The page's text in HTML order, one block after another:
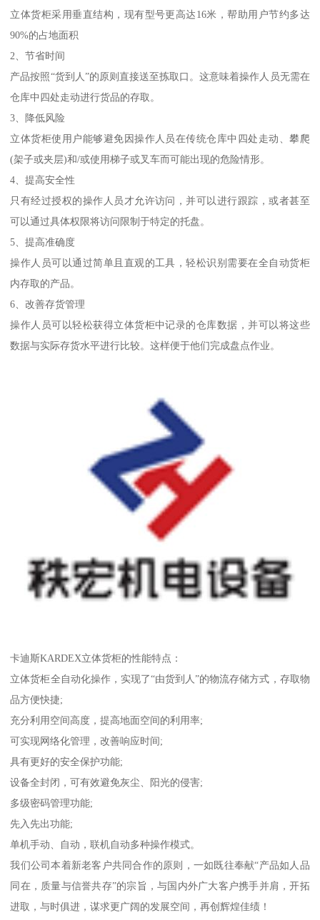
立体货柜采用垂直结构，现有型号更高达16米，帮助用户节约多达
90%的占地面积
2、节省时间
产品按照“货到人”的原则直接送至拣取口。这意味着操作人员无需在
仓库中四处走动进行货品的存取。
3、降低风险
立体货柜使用户能够避免因操作人员在传统仓库中四处走动、攀爬
(架子或夹层)和/或使用梯子或叉车而可能出现的危险情形。
4、提高安全性
只有经过授权的操作人员才允许访问，并可以进行跟踪，或者甚至
可以通过具体权限将访问限制于特定的托盘。
5、提高准确度
操作人员可以通过简单且直观的工具，轻松识别需要在全自动货柜
内存取的产品。
6、改善存货管理
操作人员可以轻松获得立体货柜中记录的仓库数据，并可以将这些
数据与实际存货水平进行比较。这样便于他们完成盘点作业。
卡迪斯KARDEX立体货柜的性能特点：
立体货柜全自动化操作，实现了“由货到人”的物流存储方式，存取物
品方便快捷;
充分利用空间高度，提高地面空间的利用率;
可实现网络化管理，改善响应时间;
具有更好的安全保护功能;
设备全封闭，可有效避免灰尘、阳光的侵害;
多级密码管理功能;
先入先出功能;
单机手动、自动，联机自动多种操作模式。
我们公司本着新老客户共同合作的原则，一如既往奉献“产品如人品
同在，质量与信誉共存”的宗旨，与国内外广大客户携手并肩，开拓
进取，与时俱进，谋求更广阔的发展空间，再创辉煌佳绩！